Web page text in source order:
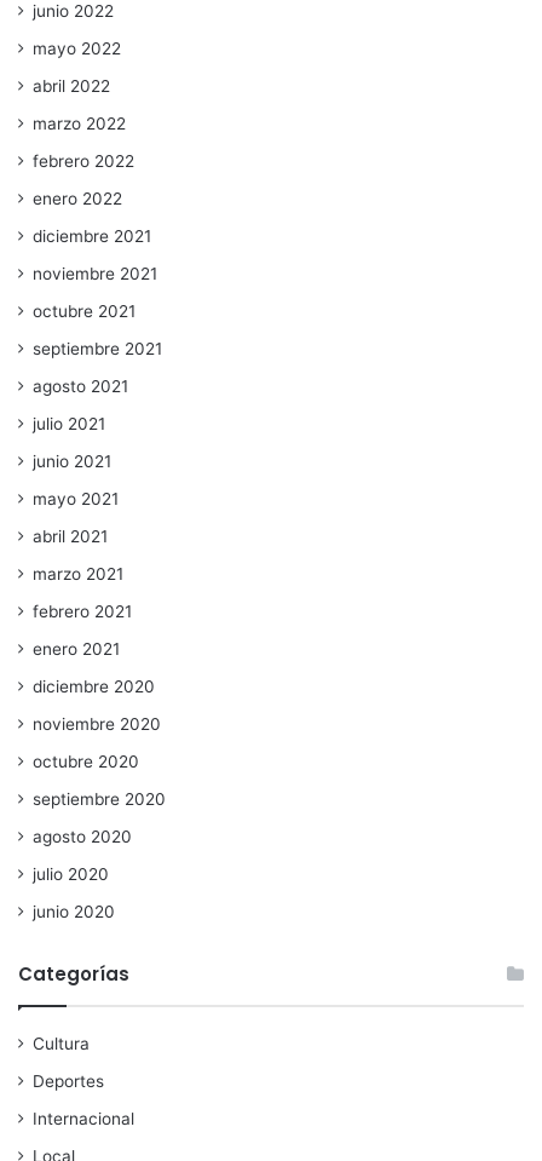
junio 2022
mayo 2022
abril 2022
marzo 2022
febrero 2022
enero 2022
diciembre 2021
noviembre 2021
octubre 2021
septiembre 2021
agosto 2021
julio 2021
junio 2021
mayo 2021
abril 2021
marzo 2021
febrero 2021
enero 2021
diciembre 2020
noviembre 2020
octubre 2020
septiembre 2020
agosto 2020
julio 2020
junio 2020
Categorías
Cultura
Deportes
Internacional
Local